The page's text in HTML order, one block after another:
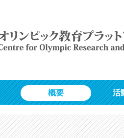
概要 活